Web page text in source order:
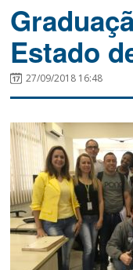
Estado
27/09/2018 16:48